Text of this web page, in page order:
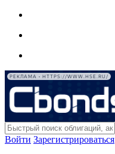
РЕКЛАМА • HTTPS://WWW.HSE.RU/
Войти Зарегистрироваться